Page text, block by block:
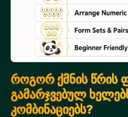
როგორ ქმნის წრის
გამარჯვებულ
კომბინაციებს?